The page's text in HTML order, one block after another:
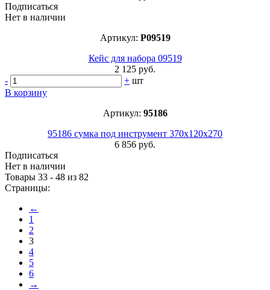
Подписаться
Нет в наличии
Артикул: P09519
Кейс для набора 09519
2 125 руб.
-
+ шт
В корзину
Артикул: 95186
95186 сумка под инструмент 370х120х270
6 856 руб.
Подписаться
Нет в наличии
Товары 33 - 48 из 82
Страницы:
←
1
2
3
4
5
6
→